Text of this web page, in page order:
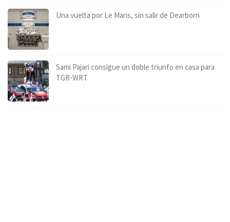
Una vuelta por Le Mans, sin salir de Dearborn
Sami Pajari consigue un doble triunfo en casa para
TGR-WRT